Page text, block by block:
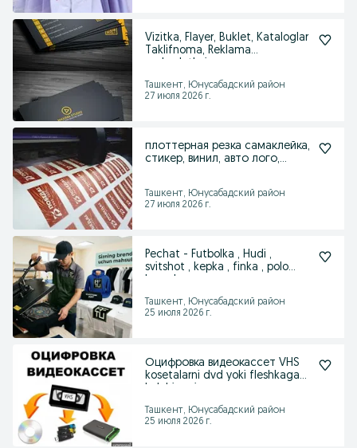
Vizitka, Flayer, Buklet, Kataloglar
Taklifnoma, Reklama
Ташкент, Юнусабадский район
27 июля 2026 г.
плоттерная резка самаклейка,
стикер, винил, авто лого,
Ташкент, Юнусабадский район
27 июля 2026 г.
Pechat - Futbolka , Hudi ,
svitshot , kepka , finka , polo
Ташкент, Юнусабадский район
25 июля 2026 г.
Оцифровка видеокассет VHS
kosetalarni dvd yoki fleshkaga
Ташкент, Юнусабадский район
25 июля 2026 г.